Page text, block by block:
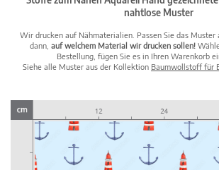
nahtlose Muster
Wir drucken auf Nähmaterialien. Passen Sie das Muster
dann, auf welchem Material wir drucken sollen!
Bestellung, fügen Sie es in Ihren Warenkorb
Siehe alle Muster aus der Kollektion Baumwollstoff für